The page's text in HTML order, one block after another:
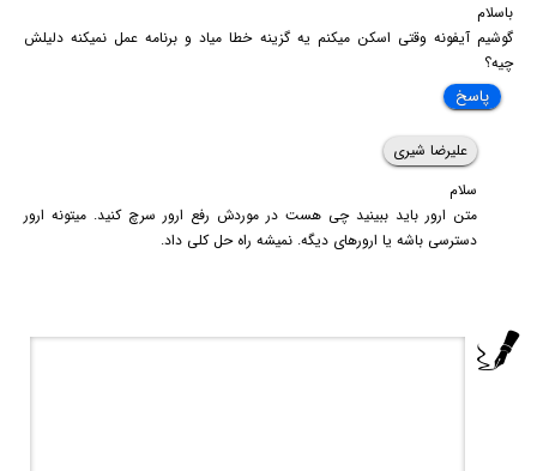
باسلام
گوشیم آیفونه وقتی اسکن میکنم یه گزینه خطا میاد و برنامه عمل نمیکنه دلیلش
چیه؟
پاسخ
علیرضا شیری
سلام
متن ارور باید ببینید چی هست در موردش رفع ارور سرچ کنید. میتونه ارور
دسترسی باشه یا ارورهای دیگه. نمیشه راه حل کلی داد.